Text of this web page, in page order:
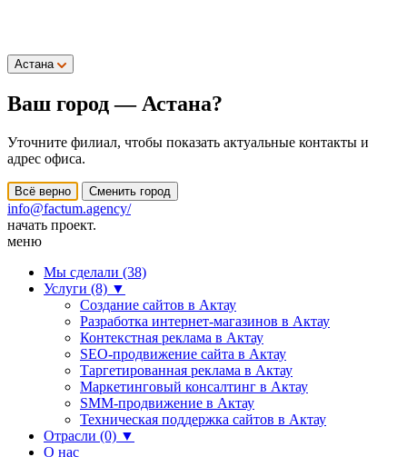
Астана
Ваш город — Астана?
Уточните филиал, чтобы показать актуальные контакты и
адрес офиса.
Всё верно Сменить город
info@factum.agency/
начать проект.
меню
Мы сделали (38)
Услуги (8) ▼
Создание сайтов в Актау
Разработка интернет-магазинов в Актау
Контекстная реклама в Актау
SEO-продвижение сайта в Актау
Таргетированная реклама в Актау
Маркетинговый консалтинг в Актау
SMM-продвижение в Актау
Техническая поддержка сайтов в Актау
Отрасли (0) ▼
О нас